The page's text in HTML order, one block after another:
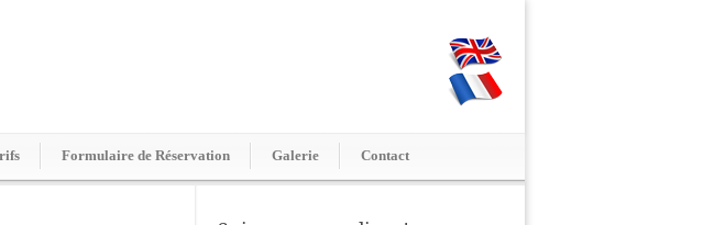
Formulaire de Réservation Galerie Contact